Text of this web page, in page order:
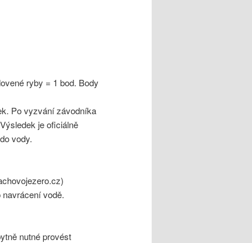
ryby = 1 bod. Body
Po vyzvání závodníka
je oficiálně
vody.
vodě.
nutné provést